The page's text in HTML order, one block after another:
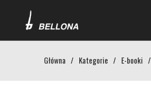
Główna / Kategorie / E-booki /